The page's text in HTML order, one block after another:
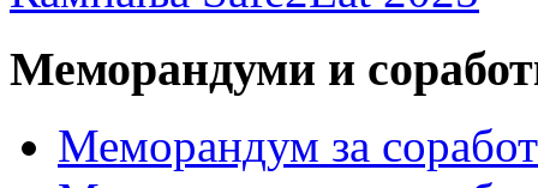
Меморандуми и
Меморандум за